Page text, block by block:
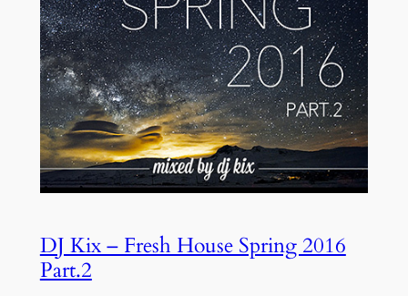
DJ Kix – Fresh House Spring 2016
Part.2